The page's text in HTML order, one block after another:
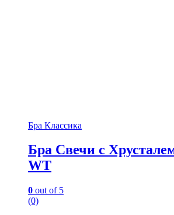
Бра Классика
Бра Свечи с
WT
0 out of 5
(0)